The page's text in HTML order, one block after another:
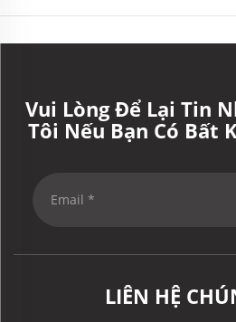
Vui Lòng Để Lại Tin
Tôi Nếu Bạn Có Bất
LIÊN HỆ